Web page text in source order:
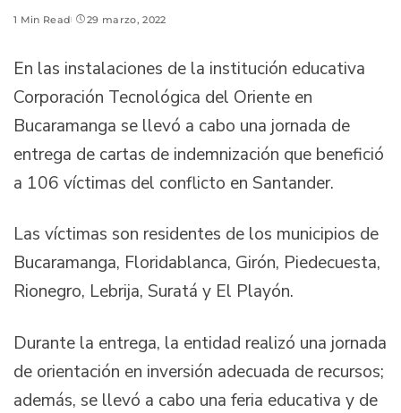
1 Min Read 29 marzo, 2022
En las instalaciones de la institución educativa
Corporación Tecnológica del Oriente en
Bucaramanga se llevó a cabo una jornada de
entrega de cartas de indemnización que benefició
a 106 víctimas del conflicto en Santander.
Las víctimas son residentes de los municipios de
Bucaramanga, Floridablanca, Girón, Piedecuesta,
Rionegro, Lebrija, Suratá y El Playón.
Durante la entrega, la entidad realizó una jornada
de orientación en inversión adecuada de recursos;
además, se llevó a cabo una feria educativa y de